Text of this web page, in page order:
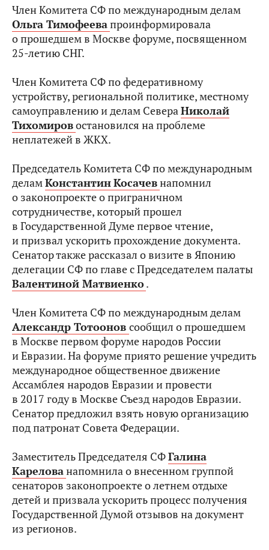
Член Комитета СФ по международным делам
Ольга Тимофеевапроинформировала
о прошедшем в Москве форуме, посвященном
25-летию СНГ.
Член Комитета СФ по федеративному
устройству, региональной политике, местному
самоуправлению и делам СевераНиколай
Тихомировостановился на проблеме
неплатежей в ЖКХ.
Председатель Комитета СФ по международным
деламКонстантинКосачевнапомнил
о законопроекте о приграничном
сотрудничестве, который прошел
в Государственной Думе первое чтение,
и призвал ускорить прохождение документа.
Сенатор также рассказал о визите в Японию
делегации СФ по главе с Председателем палаты
Валентиной Матвиенко.
Член Комитета СФ по международным делам
Александр Тотоонов сообщил о прошедшем
в Москве первом форуме народов России
и Евразии. На форуме приято решение учредить
международное общественное движение
Ассамблея народов Евразии и провести
в 2017 году в Москве Съезд народов Евразии.
Сенатор предложил взять новую организацию
под патронат Совета Федерации.
Заместитель Председателя СФГалина
Карелованапомнила о внесенном группой
сенаторов законопроекте о летнем отдыхе
детей и призвала ускорить процесс получения
Государственной Думой отзывов на документ
из регионов.